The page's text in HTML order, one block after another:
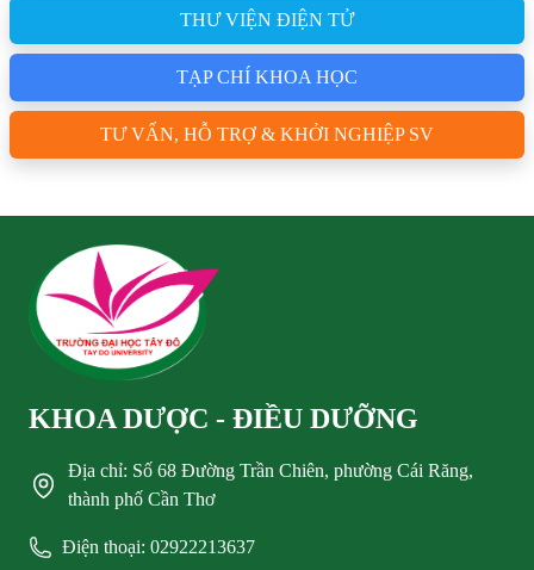
THƯ VIỆN ĐIỆN TỬ
TẠP CHÍ KHOA HỌC
TƯ VẤN, HỖ TRỢ & KHỞI NGHIỆP SV
KHOA DƯỢC - ĐIỀU DƯỠNG
Địa chỉ: Số 68 Đường Trần Chiên, phường Cái Răng,
thành phố Cần Thơ
Điện thoại: 02922213637